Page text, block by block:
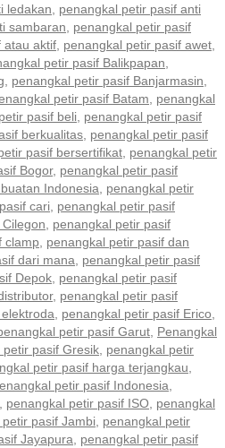
ledakan, penangkal petir pasif anti
sambaran, penangkal petir pasif
atau aktif, penangkal petir pasif awet,
petir pasif Balikpapan,
, penangkal petir pasif Banjarmasin,
petir pasif Batam, penangkal
pasif beli, penangkal petir pasif
berkualitas, penangkal petir pasif
pasif bersertifikat, penangkal petir
Bogor, penangkal petir pasif
Indonesia, penangkal petir
cari, penangkal petir pasif
, penangkal petir pasif
clamp, penangkal petir pasif dan
dari mana, penangkal petir pasif
Depok, penangkal petir pasif
, penangkal petir pasif
, penangkal petir pasif Erico,
petir pasif Garut, Penangkal
petir pasif Gresik, penangkal petir
petir pasif harga terjangkau,
petir pasif Indonesia,
, penangkal petir pasif ISO, penangkal
pasif Jambi, penangkal petir
Jayapura, penangkal petir pasif